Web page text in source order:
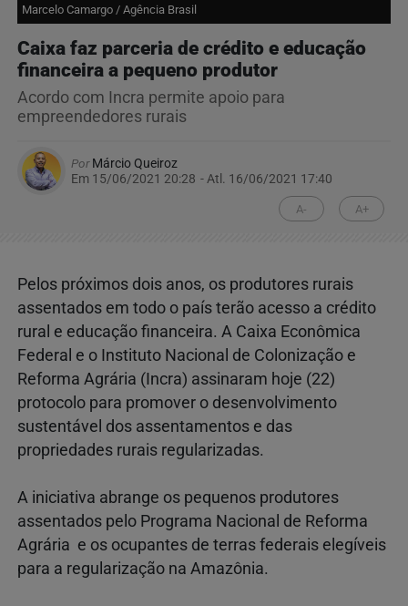
Marcelo Camargo / Agência Brasil
Caixa faz parceria de crédito e educação
financeira a pequeno produtor
Acordo com Incra permite apoio para
empreendedores rurais
PorMárcio Queiroz
Em 15/06/2021 20:28 - Atl. 16/06/2021 17:40
A- A+
Pelos próximos dois anos, os produtores rurais
assentados em todo o país terão acesso a crédito
rural e educação financeira. A Caixa Econômica
Federal e o Instituto Nacional de Colonização e
Reforma Agrária (Incra) assinaram hoje (22)
protocolo para promover o desenvolvimento
sustentável dos assentamentos e das
propriedades rurais regularizadas.
A iniciativa abrange os pequenos produtores
assentados pelo Programa Nacional de Reforma
Agrária e os ocupantes de terras federais elegíveis
para a regularização na Amazônia.